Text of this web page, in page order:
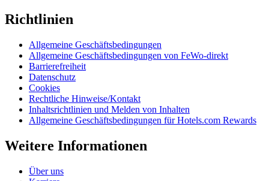
Richtlinien
Allgemeine Geschäftsbedingungen
Allgemeine Geschäftsbedingungen von FeWo-direkt
Barrierefreiheit
Datenschutz
Cookies
Rechtliche Hinweise/Kontakt
Inhaltsrichtlinien und Melden von Inhalten
Allgemeine Geschäftsbedingungen für Hotels.com Rewards
Weitere Informationen
Über uns